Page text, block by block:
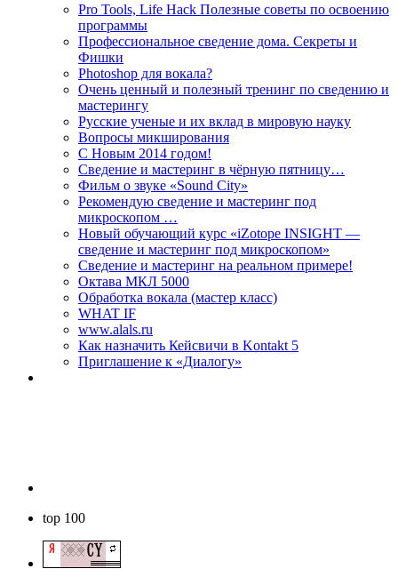
Pro Tools, Life Hack Полезные советы по освоению
программы
Профессиональное сведение дома. Секреты и
Фишки
Photoshop для вокала?
Очень ценный и полезный тренинг по сведению и
мастерингу
Русские ученые и их вклад в мировую науку
Вопросы микширования
C Новым 2014 годом!
Сведение и мастеринг в чёрную пятницу…
Фильм о звуке «Sоund Сity»
Рекомендую сведение и мастеринг под
микроскопом …
Новый обучающий курс «iZotope INSIGHT —
сведение и мастеринг под микроскопом»
Сведение и мастеринг на реальном примере!
Октава МКЛ 5000
Обработка вокала (мастер класс)
WHAT IF
www.alals.ru
Как назначить Кейсвичи в Kontakt 5
Приглашение к «Диалогу»
top 100